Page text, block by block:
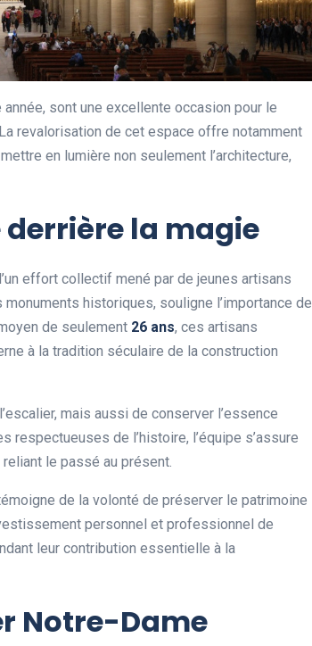
sont une excellente occasion pour le
revalorisation de cet espace offre notamment
en lumière non seulement l’architecture,
la magie
effort collectif mené par de jeunes artisans
historiques, souligne l’importance de
de seulement 26 ans, ces artisans
à la tradition séculaire de la construction
mais aussi de conserver l’essence
respectueuses de l’histoire, l’équipe s’assure
le passé au présent.
de la volonté de préserver le patrimoine
personnel et professionnel de
leur contribution essentielle à la
Notre-Dame